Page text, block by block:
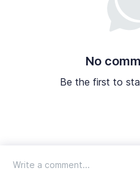
No
Be the first to